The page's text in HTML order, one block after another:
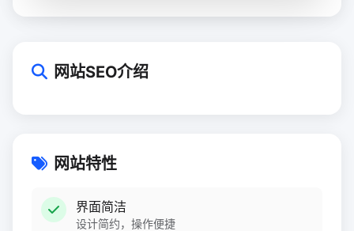
网站SEO介绍
网站特性
界面简洁
设计简约，操作便捷